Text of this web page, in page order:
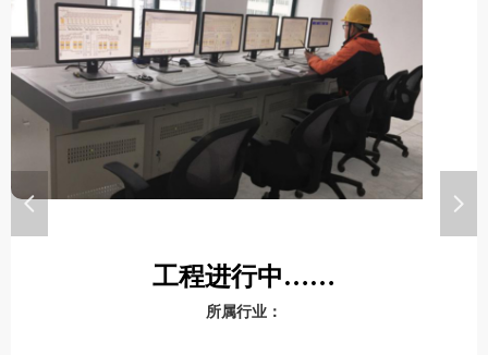
工程进行中……
所属行业：
넳 넲